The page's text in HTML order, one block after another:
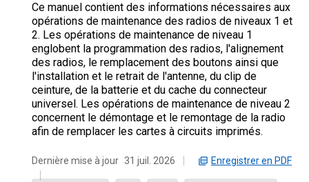
Ce manuel contient des informations nécessaires aux
opérations de maintenance des radios de niveaux 1 et
2. Les opérations de maintenance de niveau 1
englobent la programmation des radios, l'alignement
des radios, le remplacement des boutons ainsi que
l'installation et le retrait de l'antenne, du clip de
ceinture, de la batterie et du cache du connecteur
universel. Les opérations de maintenance de niveau 2
concernent le démontage et le remontage de la radio
afin de remplacer les cartes à circuits imprimés.
Dernière mise à jour 31 juil. 2026 Enregistrer en PDF